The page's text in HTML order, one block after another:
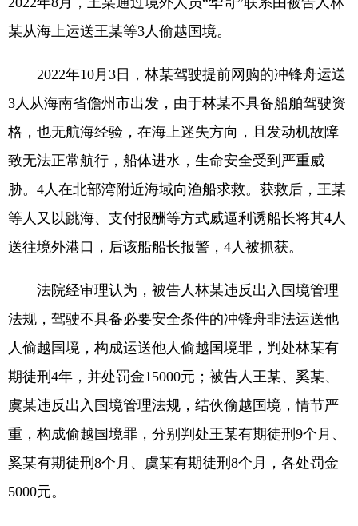
某从海上运送王某等3人偷越国境。
2022年10月3日，林某驾驶提前网购的冲锋舟运送
3人从海南省儋州市出发，由于林某不具备船舶驾驶资
格，也无航海经验，在海上迷失方向，且发动机故障
致无法正常航行，船体进水，生命安全受到严重威
胁。4人在北部湾附近海域向渔船求救。获救后，王某
等人又以跳海、支付报酬等方式威逼利诱船长将其4人
送往境外港口，后该船船长报警，4人被抓获。
法院经审理认为，被告人林某违反出入国境管理
法规，驾驶不具备必要安全条件的冲锋舟非法运送他
人偷越国境，构成运送他人偷越国境罪，判处林某有
期徒刑4年，并处罚金15000元；被告人王某、奚某、
虞某违反出入国境管理法规，结伙偷越国境，情节严
重，构成偷越国境罪，分别判处王某有期徒刑9个月、
奚某有期徒刑8个月、虞某有期徒刑8个月，各处罚金
5000元。